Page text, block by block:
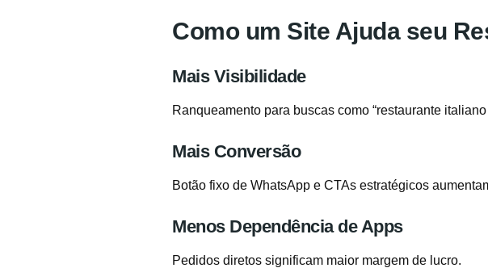
Como um Site Ajuda seu
Mais Visibilidade
Ranqueamento para buscas como “restaurante italiano
Mais Conversão
Botão fixo de WhatsApp e CTAs estratégicos
Menos Dependência de Apps
Pedidos diretos significam maior margem de lucro.